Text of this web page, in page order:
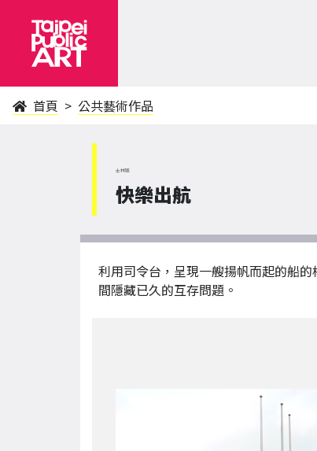
首頁 公共藝術作品
士林區
快樂出航
利用司令台，呈現一艘揚帆而起的船
間隱藏已久的互存問題。